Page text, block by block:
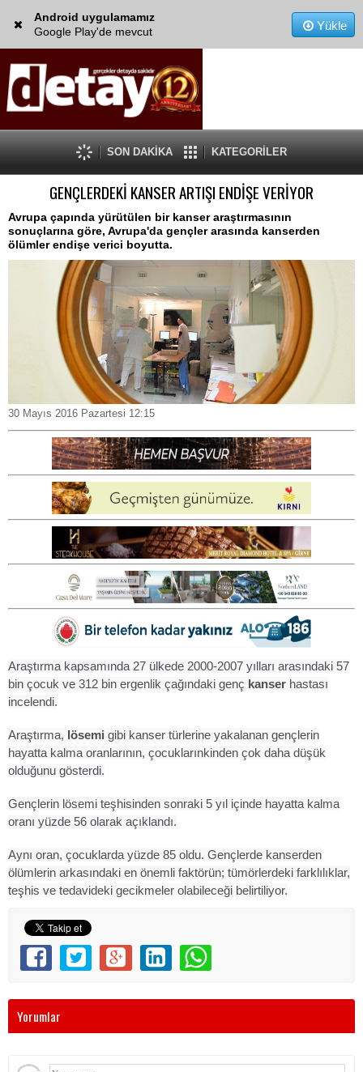
Android uygulamamız
Google Play'de mevcut
Yükle
SON DAKİKA KATEGORİLER
GENÇLERDEKİ KANSER ARTIŞI ENDİŞE VERİYOR
Avrupa çapında yürütülen bir kanser araştırmasının
sonuçlarına göre, Avrupa'da gençler arasında kanserden
ölümler endişe verici boyutta.
30 Mayıs 2016 Pazartesi 12:15
Araştırma kapsamında 27 ülkede 2000-2007 yılları arasındaki 57
bin çocuk ve 312 bin ergenlik çağındaki genç kanser hastası
incelendi.
Araştırma, lösemi gibi kanser türlerine yakalanan gençlerin
hayatta kalma oranlarının, çocuklarınkinden çok daha düşük
olduğunu gösterdi.
Gençlerin lösemi teşhisinden sonraki 5 yıl içinde hayatta kalma
oranı yüzde 56 olarak açıklandı.
Aynı oran, çocuklarda yüzde 85 oldu. Gençlerde kanserden
ölümlerin arkasındaki en önemli faktörün; tümörlerdeki farklılıklar,
teşhis ve tedavideki gecikmeler olabileceği belirtiliyor.
Yorumlar